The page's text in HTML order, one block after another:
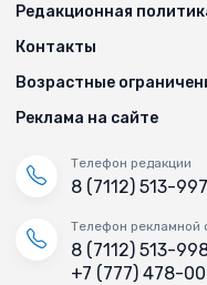
Редакционная
Контакты
Возрастные
Реклама на сайте
Телефон редакции
8 (7112) 513-997
Телефон рекламной
8 (7112) 513-
+7 (777) 478-